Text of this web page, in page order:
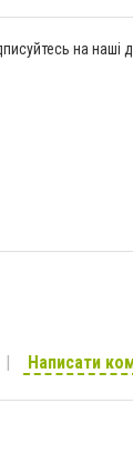
на наші
Написати